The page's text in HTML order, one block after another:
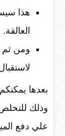
هذا
العالقة.
ومن ثم
بعدها
وذلك
علي دفع